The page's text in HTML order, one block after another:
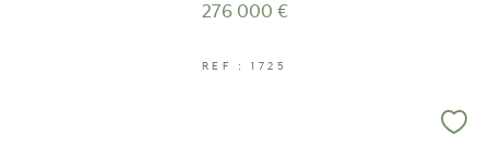
276 000 €
REF : 1725